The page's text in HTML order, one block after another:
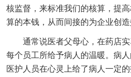
核监督，来标准我们的核算，提
算的本钱，从而间接的为企业创造
通常说医者父母心，在药店实
每个员工所给予病人的温暖。病
医护人员在心灵上给了病人一定